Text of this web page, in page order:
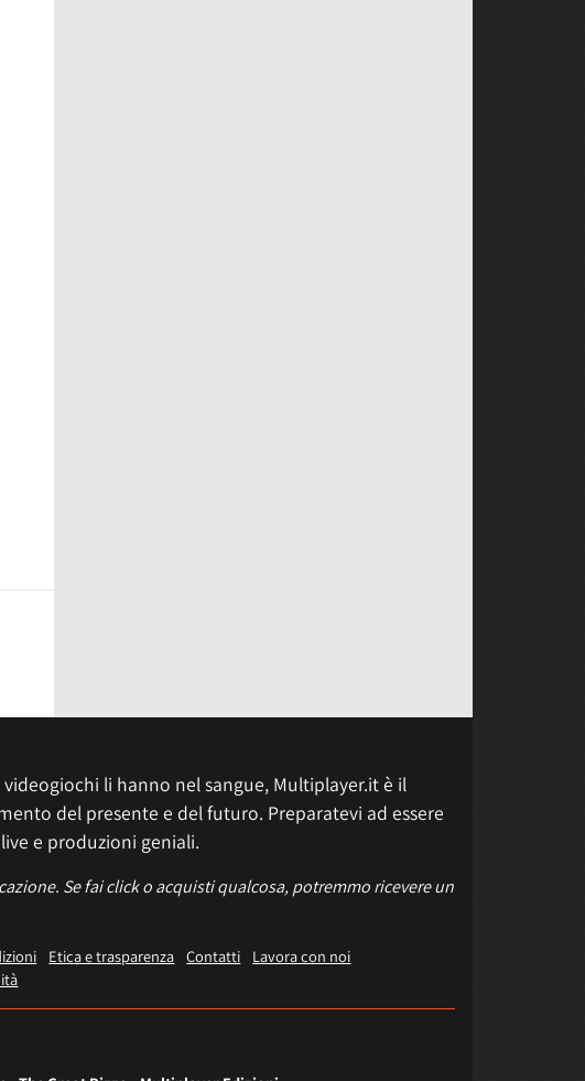
li hanno nel sangue, Multiplayer.it è il
del presente e del futuro. Preparatevi ad essere
e produzioni geniali.
Se fai click o acquisti qualcosa, potremmo ricevere un
Etica e trasparenza Contatti
Lavora con noi